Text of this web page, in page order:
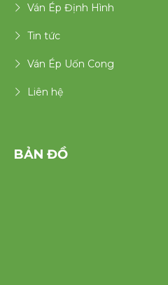
Ván Ép Định Hình
Tin tức
Ván Ép Uốn Cong
Liên hệ
BẢN ĐỒ